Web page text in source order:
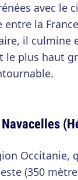
avec le
la
il culmine
plus haut
Occitanie,
(350